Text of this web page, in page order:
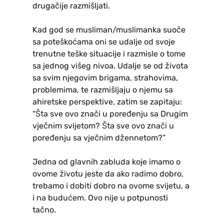
drugačije razmišljati.
Kad god se musliman/muslimanka suoče
sa poteškoćama oni se udalje od svoje
trenutne teške situacije i razmisle o tome
sa jednog višeg nivoa. Udalje se od života
sa svim njegovim brigama, strahovima,
problemima, te razmišljaju o njemu sa
ahiretske perspektive, zatim se zapitaju:
“Šta sve ovo znači u poređenju sa Drugim
vječnim svijetom? Šta sve ovo znači u
poređenju sa vječnim džennetom?”
Jedna od glavnih zabluda koje imamo o
ovome životu jeste da ako radimo dobro,
trebamo i dobiti dobro na ovome svijetu, a
i na budućem. Ovo nije u potpunosti
tačno.